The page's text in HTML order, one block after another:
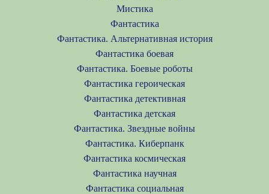
Мистика
Фантастика
Фантастика. Альтернативная история
Фантастика боевая
Фантастика. Боевые роботы
Фантастика героическая
Фантастика детективная
Фантастика детская
Фантастика. Звездные войны
Фантастика. Киберпанк
Фантастика космическая
Фантастика научная
Фантастика социальная